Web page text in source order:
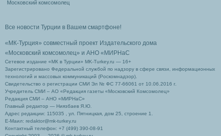
Московский комсомолец
Все новости Турции в Вашем смартфоне!
«МК-Турция» совместный проект Издательского дома
«Московский комсомолец» и АНО «МИРНаС
Сетевое издание «МК в Турции» MK-Turkey.ru — 16+
Зарегистрировано Федеральной службой по надзору в сфере связи, информационных
технологий и массовых коммуникаций (Роскомнадзор).
Свидетельство о регистрации СМИ Эл № ФС 77-66061 от 10.06.2016 г.
Учредитель СМИ – АО «Редакция газеты «Московский Комсомолец»
Редакция СМИ – АНО «МИРНаС»
Главный редактор — Ниязбаев Я.Ю.
Адрес редакции: 115035 , ул. Пятницкая, дом 25, строение 1.
Е-Маил: redaktor@mk-turkey.ru
Контактный телефон: +7 (499) 390-08-91